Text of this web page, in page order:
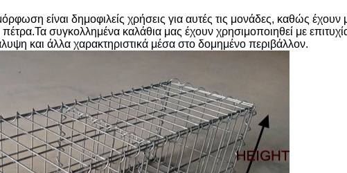
είναι δημοφιλείς χρήσεις για αυτές τις μονάδες, καθώς
συγκολλημένα καλάθια μας έχουν χρησιμοποιηθεί με
και άλλα χαρακτηριστικά μέσα στο δομημένο περιβάλλον.